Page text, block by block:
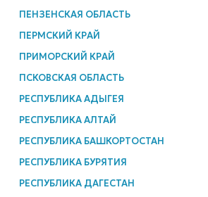
ПЕНЗЕНСКАЯ ОБЛАСТЬ
ПЕРМСКИЙ КРАЙ
ПРИМОРСКИЙ КРАЙ
ПСКОВСКАЯ ОБЛАСТЬ
РЕСПУБЛИКА АДЫГЕЯ
РЕСПУБЛИКА АЛТАЙ
РЕСПУБЛИКА БАШКОРТОСТАН
РЕСПУБЛИКА БУРЯТИЯ
РЕСПУБЛИКА ДАГЕСТАН